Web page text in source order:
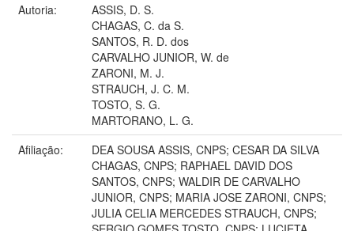
Autoria:
ASSIS, D. S.
CHAGAS, C. da S.
SANTOS, R. D. dos
CARVALHO JUNIOR, W. de
ZARONI, M. J.
STRAUCH, J. C. M.
TOSTO, S. G.
MARTORANO, L. G.
Afiliação:
DEA SOUSA ASSIS, CNPS; CESAR DA SILVA
CHAGAS, CNPS; RAPHAEL DAVID DOS
SANTOS, CNPS; WALDIR DE CARVALHO
JUNIOR, CNPS; MARIA JOSE ZARONI, CNPS;
JULIA CELIA MERCEDES STRAUCH, CNPS;